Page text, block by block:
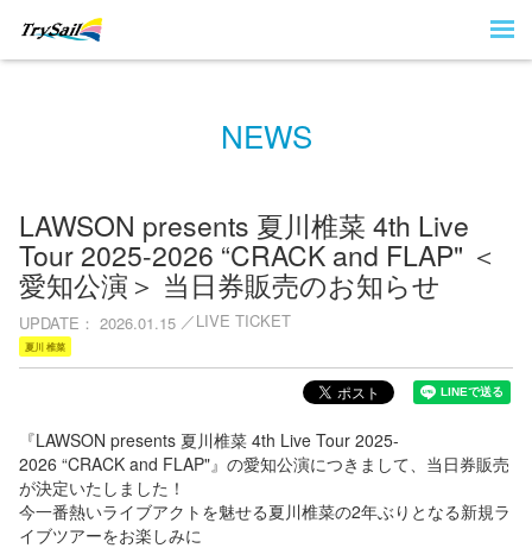
NEWS
LAWSON presents 夏川椎菜 4th Live
Tour 2025-2026 “CRACK and FLAP" ＜
愛知公演＞ 当日券販売のお知らせ
UPDATE 2026.01.15 LIVE TICKET
夏川 椎菜
『LAWSON presents 夏川椎菜 4th Live Tour 2025-
2026 “CRACK and FLAP"』の愛知公演につきまして、当日券販売
が決定いたしました！
今一番熱いライブアクトを魅せる夏川椎菜の2年ぶりとなる新規ラ
イブツアーをお楽しみに